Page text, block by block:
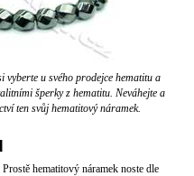
vyberte u svého prodejce hematitu a
šperky z hematitu. Neváhejte a
ten svůj hematitový náramek.
hematitový náramek noste dle